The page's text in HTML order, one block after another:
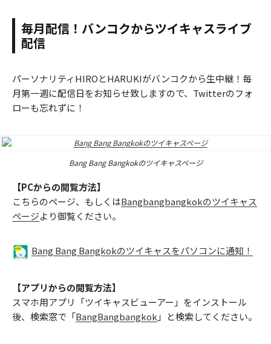
毎月配信！バンコクからツイキャスライブ
配信
パーソナリティHIROとHARUKIがバンコクから生中継！毎
月第一週に配信日をお知らせ致しますので、Twitterのフォ
ローも忘れずに！
Bang Bang Bangkokのツイキャスページ
【PCからの閲覧方法】
こちらのページ、もしくはBangbangbangkokのツイキャス
ページより御覧ください。
Bang Bang Bangkokのツイキャスをパソコンに通知！
【アプリからの閲覧方法】
スマホ用アプリ「ツイキャスビューアー」をインストール
後、検索窓で「BangBangbangkok」と検索してください。